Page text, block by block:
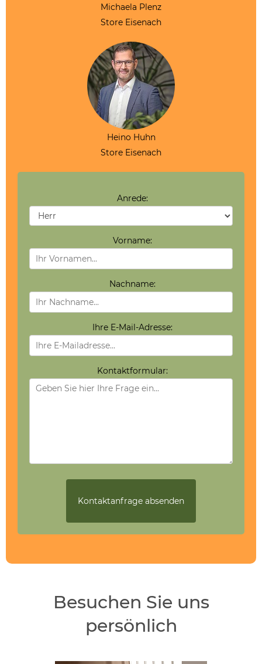
Michaela Plenz
Store Eisenach
Heino Huhn
Store Eisenach
Anrede:
Vorname:
Nachname:
Ihre E-Mail-Adresse:
Kontaktformular:
Besuchen Sie uns
persönlich